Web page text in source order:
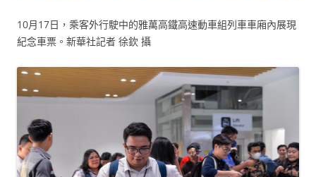
10月17日，乘客外行駛中的雅萬高鐵高速動車組列車車廂內展現
紀念車票。新華社記者 徐欽 攝